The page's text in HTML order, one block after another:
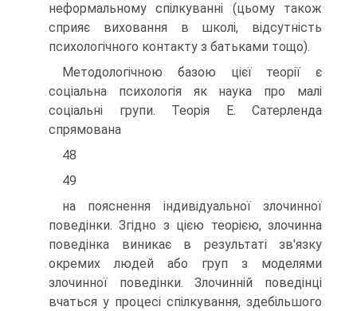
неформальному спілкуванні (цьому також
сприяє виховання в школі, відсутність
психологічного контакту з батьками тощо).
Методологічною базою цієї теорії є
соціальна психологія як наука про малі
соціальні групи. Теорія Е. Сатерленда
спрямована
48
49
на пояснення індивідуальної злочинної
поведінки. Згідно з цією теорією, злочинна
поведінка виникає в результаті зв'язку
окремих людей або груп з моделями
злочинної поведінки. Злочинній поведінці
вчаться у процесі спілкування, здебільшого